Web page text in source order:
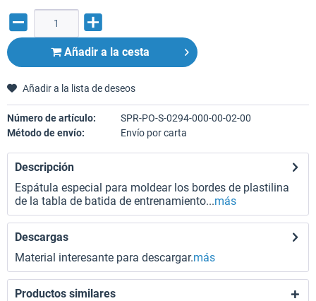
Añadir a la cesta
Añadir a la lista de deseos
Número de artículo:
SPR-PO-S-0294-000-00-02-00
Método de envío:
Envío por carta
Descripción
Espátula especial para moldear los bordes de plastilina
de la tabla de batida de entrenamiento...más
Descargas
Material interesante para descargar.más
Productos similares